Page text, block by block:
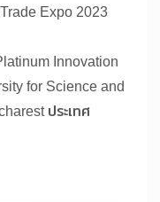
Expo 2023
Innovation
for Science and
ประเทศ